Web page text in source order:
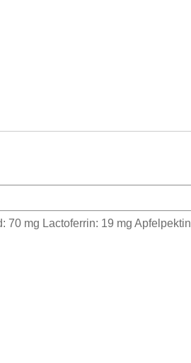
70 mg Lactoferrin: 19 mg